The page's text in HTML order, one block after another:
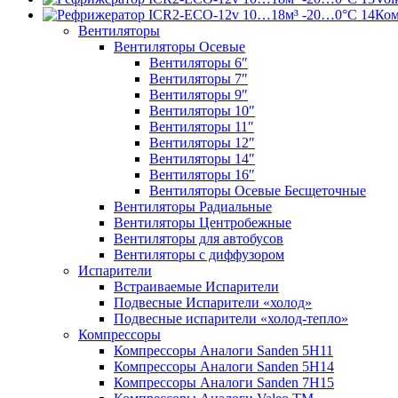
Вентиляторы
Вентиляторы Осевые
Вентиляторы 6″
Вентиляторы 7″
Вентиляторы 9″
Вентиляторы 10″
Вентиляторы 11″
Вентиляторы 12″
Вентиляторы 14″
Вентиляторы 16″
Вентиляторы Осевые Бесщеточные
Вентиляторы Радиальные
Вентиляторы Центробежные
Вентиляторы для автобусов
Вентиляторы с диффузором
Испарители
Встраиваемые Испарители
Подвесные Испарители «холод»
Подвесные испарители «холод-тепло»
Компрессоры
Компрессоры Аналоги Sanden 5H11
Компрессоры Аналоги Sanden 5H14
Компрессоры Аналоги Sanden 7H15